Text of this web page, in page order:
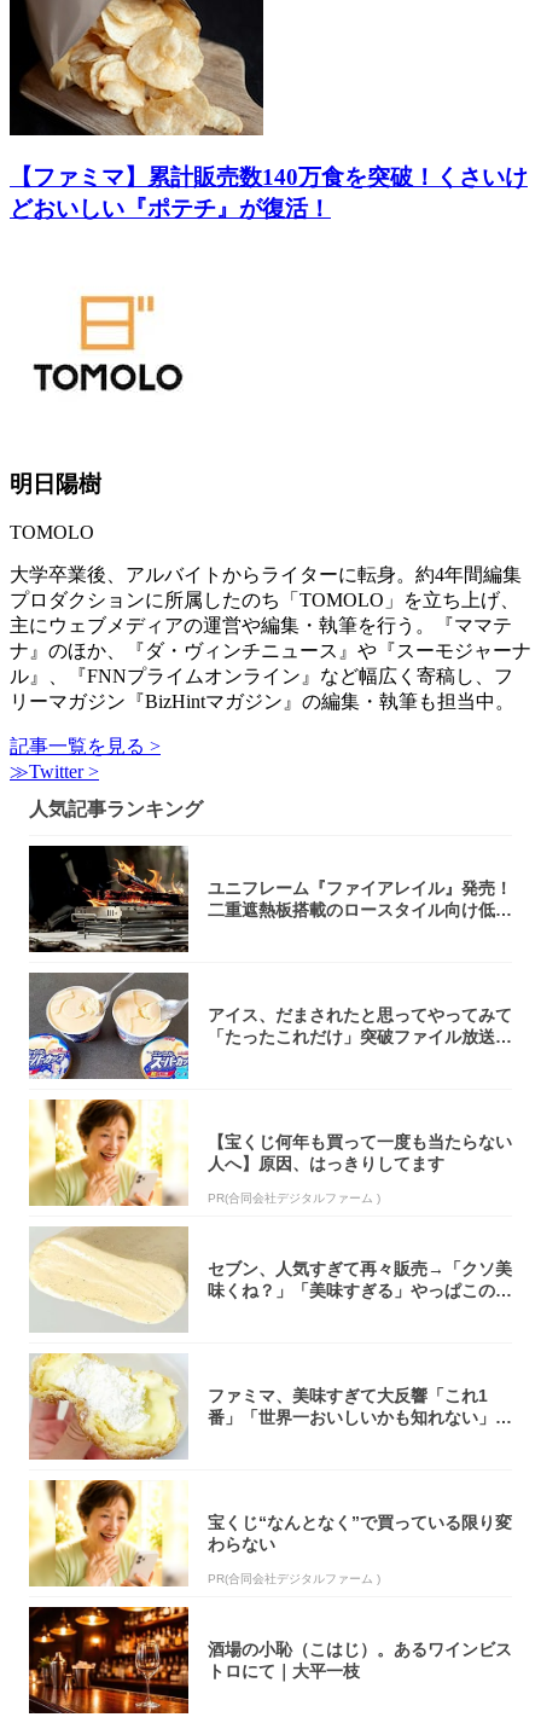
【ファミマ】累計販売数140万食を突破！くさいけ
どおいしい『ポテチ』が復活！
明日陽樹
TOMOLO
大学卒業後、アルバイトからライターに転身。約4年間編集
プロダクションに所属したのち「TOMOLO」を立ち上げ、
主にウェブメディアの運営や編集・執筆を行う。『ママテ
ナ』のほか、『ダ・ヴィンチニュース』や『スーモジャーナ
ル』、『FNNプライムオンライン』など幅広く寄稿し、フ
リーマガジン『BizHintマガジン』の編集・執筆も担当中。
記事一覧を見る >
≫Twitter >
人気記事ランキング
ユニフレーム『ファイアレイル』発売！
二重遮熱板搭載のロースタイル向け低型
アイス、だまされたと思ってやってみて
「たったこれだけ」突破ファイル放送で
【宝くじ何年も買って一度も当たらない
人へ】原因、はっきりしてます
PR(合同会社デジタルファーム )
セブン、人気すぎて再々販売→「クソ美
味くね？」「美味すぎる」やっぱこのク
ファミマ、美味すぎて大反響「これ1
番」「世界一おいしいかも知れない」
宝くじ“なんとなく”で買っている限り変
わらない
PR(合同会社デジタルファーム )
酒場の小恥（こはじ）。あるワインビス
トロにて｜大平一枝